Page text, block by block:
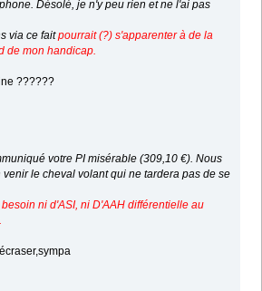
Désolé, je n'y peu rien et ne l'ai pas
via ce faitpourrait (?) s'apparenter à de la
de mon handicap.
??????
votre PI misérable (309,10 €). Nous
le cheval volant qui ne tardera pas de se
ni d'ASI, ni D'AAH différentielle au